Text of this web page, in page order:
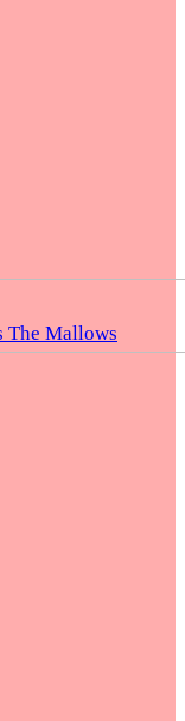
The Mallows